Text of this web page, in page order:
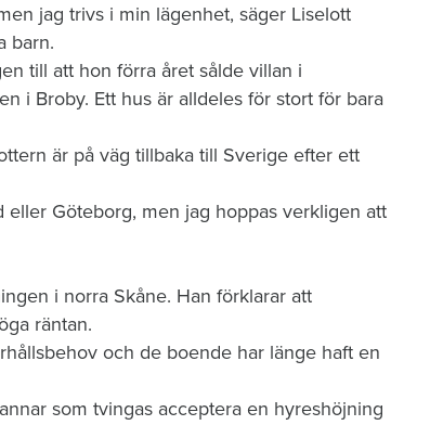
jag trivs i min lägenhet, säger Liselott
barn.
till att hon förra året sålde villan i
i Broby. Ett hus är alldeles för stort för bara
är på väg tillbaka till Sverige efter ett
Göteborg, men jag hoppas verkligen att
i norra Skåne. Han förklarar att
räntan.
och de boende har länge haft en
som tvingas acceptera en hyreshöjning